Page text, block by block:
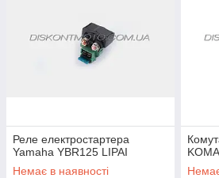
Реле електростартера
Yamaha YBR125 LIPAI
Немає в наявності